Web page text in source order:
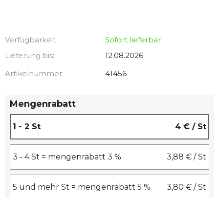
Verfügbarkeit
Sofort lieferbar
Lieferung bis:
12.08.2026
Artikelnummer:
41456
Mengenrabatt
1 - 2 St 4 € / St
3 - 4 St = mengenrabatt 3 % 3,88 € / St
5 und mehr St = mengenrabatt 5 % 3,80 € / St